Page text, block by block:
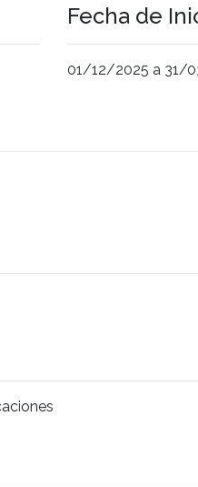
Fecha de
01/12/2025 a 31/